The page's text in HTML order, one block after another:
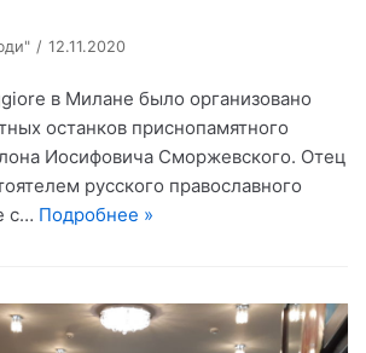
12.11.2020
в Милане было организовано
останков приснопамятного
Иосифовича Сморжевского. Отец
русского православного
с… Подробнее »